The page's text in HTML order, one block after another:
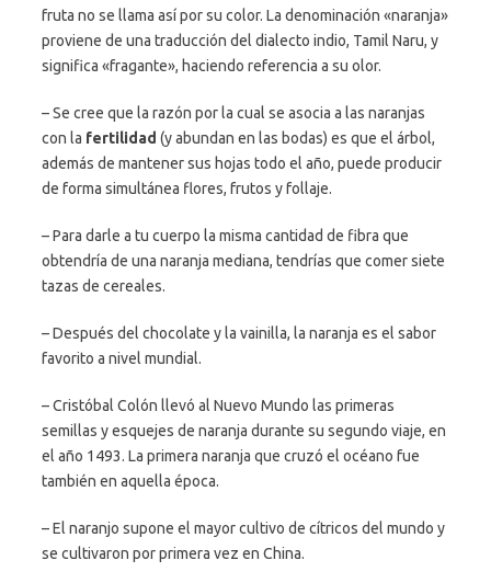
fruta no se llama así por su color. La denominación «naranja»
proviene de una traducción del dialecto indio, Tamil Naru, y
significa «fragante», haciendo referencia a su olor.
– Se cree que la razón por la cual se asocia a las naranjas
con la fertilidad (y abundan en las bodas) es que el árbol,
además de mantener sus hojas todo el año, puede producir
de forma simultánea flores, frutos y follaje.
– Para darle a tu cuerpo la misma cantidad de fibra que
obtendría de una naranja mediana, tendrías que comer siete
tazas de cereales.
– Después del chocolate y la vainilla, la naranja es el sabor
favorito a nivel mundial.
– Cristóbal Colón llevó al Nuevo Mundo las primeras
semillas y esquejes de naranja durante su segundo viaje, en
el año 1493. La primera naranja que cruzó el océano fue
también en aquella época.
– El naranjo supone el mayor cultivo de cítricos del mundo y
se cultivaron por primera vez en China.